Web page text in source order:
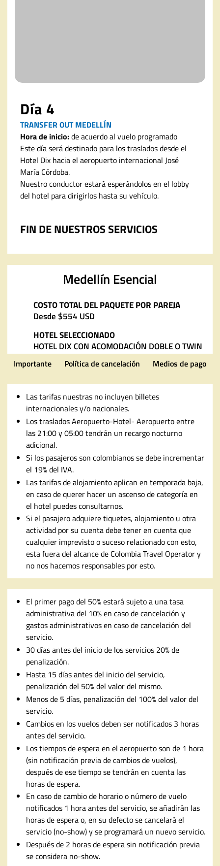
Día 4
TRANSFER OUT MEDELLÍN
Hora de inicio:de acuerdo al vuelo programado
Este día será destinado para los traslados desde el
Hotel Dix hacia el aeropuerto internacional José
María Córdoba.
Nuestro conductor estará esperándolos en el lobby
del hotel para dirigirlos hasta su vehículo.
FIN DE NUESTROS SERVICIOS
Medellín Esencial
COSTO TOTAL DEL PAQUETE POR PAREJA
Desde $554 USD
HOTEL SELECCIONADO
HOTEL DIX CON ACOMODACIÓN DOBLE O TWIN
Importante Política de cancelación Medios de pago
Las tarifas nuestras no incluyen billetes
internacionales y/o nacionales.
Los traslados Aeropuerto-Hotel- Aeropuerto entre
las 21:00 y 05:00 tendrán un recargo nocturno
adicional.
Si los pasajeros son colombianos se debe incrementar
el 19% del IVA.
Las tarifas de alojamiento aplican en temporada baja,
en caso de querer hacer un ascenso de categoría en
el hotel puedes consultarnos.
Si el pasajero adquiere tiquetes, alojamiento u otra
actividad por su cuenta debe tener en cuenta que
cualquier imprevisto o suceso relacionado con esto,
esta fuera del alcance de Colombia Travel Operator y
no nos hacemos responsables por esto.
El primer pago del 50% estará sujeto a una tasa
administrativa del 10% en caso de cancelación y
gastos administrativos en caso de cancelación del
servicio.
30 días antes del inicio de los servicios 20% de
penalización.
Hasta 15 días antes del inicio del servicio,
penalización del 50% del valor del mismo.
Menos de 5 días, penalización del 100% del valor del
servicio.
Cambios en los vuelos deben ser notificados 3 horas
antes del servicio.
Los tiempos de espera en el aeropuerto son de 1 hora
(sin notificación previa de cambios de vuelos),
después de ese tiempo se tendrán en cuenta las
horas de espera.
En caso de cambio de horario o número de vuelo
notificados 1 hora antes del servicio, se añadirán las
horas de espera o, en su defecto se cancelará el
servicio (no-show) y se programará un nuevo servicio.
Después de 2 horas de espera sin notificación previa
se considera no-show.